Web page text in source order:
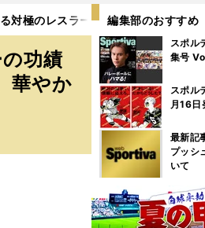
対極のレスラーの功績「あいつはプ
功績
華やか
編集部のおすすめ
スポル
集号
スポ
月16日
最新記
プッシ
いて